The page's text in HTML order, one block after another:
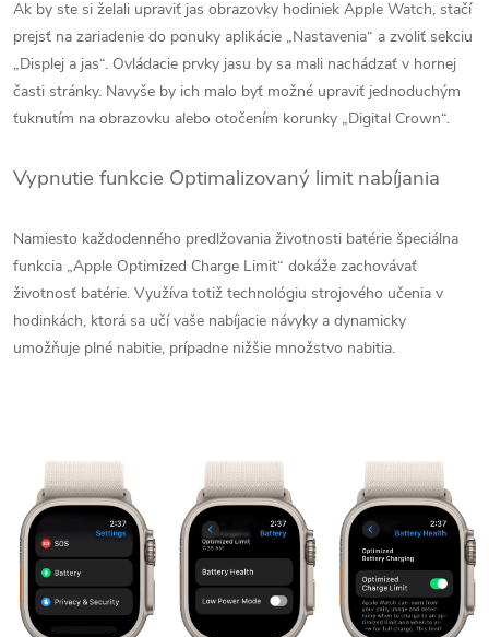
Ak by ste si želali upraviť jas obrazovky hodiniek Apple Watch, stačí
prejsť na zariadenie do ponuky aplikácie „Nastavenia“ a zvoliť sekciu
„Displej a jas“. Ovládacie prvky jasu by sa mali nachádzať v hornej
časti stránky. Navyše by ich malo byť možné upraviť jednoduchým
ťuknutím na obrazovku alebo otočením korunky „Digital Crown“.
Vypnutie funkcie Optimalizovaný limit nabíjania
Namiesto každodenného predlžovania životnosti batérie špeciálna
funkcia „Apple Optimized Charge Limit“ dokáže zachovávať
životnosť batérie. Využíva totiž technológiu strojového učenia v
hodinkách, ktorá sa učí vaše nabíjacie návyky a dynamicky
umožňuje plné nabitie, prípadne nižšie množstvo nabitia.